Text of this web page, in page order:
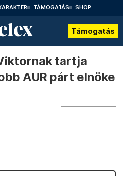
TÁMOGATÁS SHOP
Támogatás
tartja
AUR párt elnöke